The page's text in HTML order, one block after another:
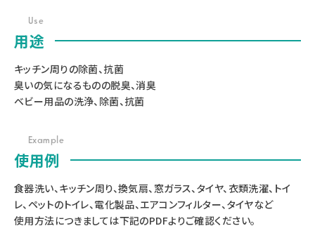
Use
用途
キッチン周りの除菌、抗菌
臭いの気になるものの脱臭、消臭
ベビー用品の洗浄、除菌、抗菌
Example
使用例
食器洗い、キッチン周り、換気扇、窓ガラス、タイヤ、衣類洗濯、トイ
レ、ペットのトイレ、電化製品、エアコンフィルター、タイヤなど
使用方法につきましては下記のPDFよりご確認ください。